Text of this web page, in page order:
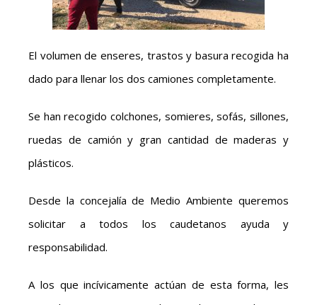
El volumen de enseres, trastos y basura recogida ha
dado para llenar los dos camiones completamente.
Se han recogido colchones, somieres, sofás, sillones,
ruedas de camión y gran cantidad de maderas y
plásticos.
Desde la concejalía de Medio Ambiente queremos
solicitar a todos los caudetanos ayuda y
responsabilidad.
A los que incívicamente actúan de esta forma, les